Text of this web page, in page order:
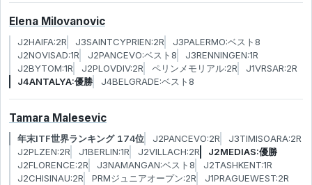
Elena Milovanovic
J2HAIFA:2R J3SAINTCYPRIEN:2R
J3PALERMO:ベスト8
J2NOVISAD:1R
J2PANCEVO:ベスト8
J3RENNINGEN:1R
J2BYTOM:1R
J2PLOVDIV:2R ペリンメモリアル:2R
J1VRSAR:2R
J4ANTALYA:優勝
J4BELGRADE:ベスト8
Tamara Malesevic
年末ITF世界ランキング 174位 J2PANCEVO:2R
J3TIMISOARA:2R
J2PLZEN:2R
J1BERLIN:1R J2VILLACH:2R
J2MEDIAS:優勝
J2FLORENCE:2R
J3NAMANGAN:ベスト8
J2TASHKENT:1R
J2CHISINAU:2R
PRMジュニアオープン:2R
J1PRAGUEWEST:2R